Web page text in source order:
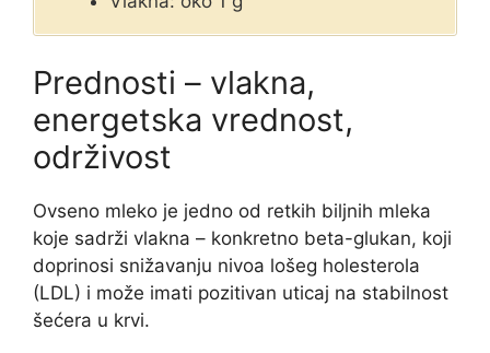
Prednosti – vlakna,
energetska vrednost,
održivost
Ovseno mleko je jedno od retkih biljnih mleka
koje sadrži vlakna – konkretno beta-glukan, koji
doprinosi snižavanju nivoa lošeg holesterola
(LDL) i može imati pozitivan uticaj na stabilnost
šećera u krvi.